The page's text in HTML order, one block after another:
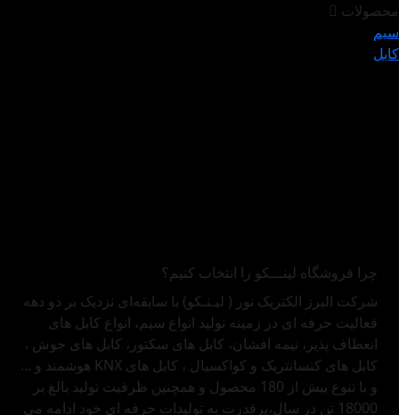
محصولات
سیم
کابل
چرا فروشگاه لینـــکو را انتخاب کنیم؟
شرکت البرز الکتریک نور ( لیـنـکو) با سابقه‌ای نزدیک بر دو دهه
فعالیت حرفه ای در زمینه تولید انواع سیم، انواع کابل های
انعطاف پذیر، نیمه افشان، کابل های سکتور، کابل های جوش ،
کابل های کنسانتریک و کواکسیال ، کابل های KNX هوشمند و ...
و با تنوع بیش از 180 محصول و همچنین ظرفیت تولید بالغ بر
18000 تن در سال،پرقدرت به تولیدات حرفه ای خود ادامه می